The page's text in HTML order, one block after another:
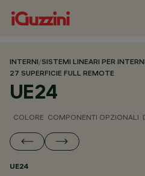
INTERNI/SISTEMI LINEARI PER INTERNI
27 SUPERFICIE FULL REMOTE
UE24
COLORE COMPONENTI OPZIONALI
UE24